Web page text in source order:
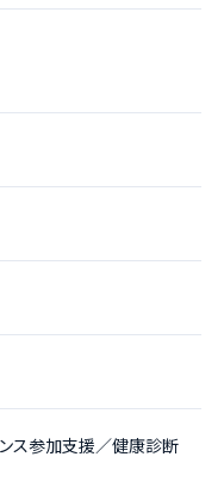
ス参加支援／健康診断